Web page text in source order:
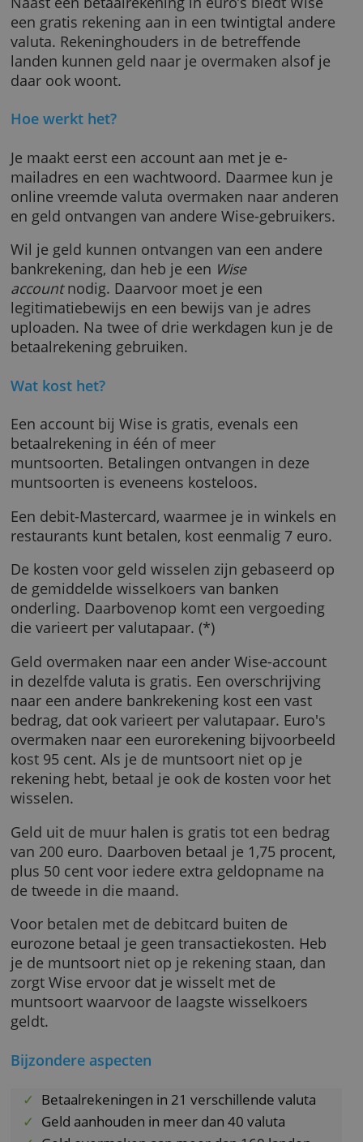
De rekening is geschikt voor het ontvangen
zo'n 40 muntsoorten en je kunt er in bijna de
hele wereld mee betalen.
een gratis rekening aan in een twintigtal
landen kunnen geld naar je overmaken alsof
daar ook woont.
Hoe werkt het?
Je maakt eerst een account aan met je e-
mailadres en een wachtwoord. Daarmee
online vreemde valuta overmaken naar
en geld ontvangen van andere Wise-
Wil je geld kunnen ontvangen van een
bankrekening, dan heb je een
accountnodig. Daarvoor moet je een
legitimatiebewijs en een bewijs van je adres
uploaden. Na twee of drie werkdagen kun je
betaalrekening gebruiken.
Wat kost het?
Een account bij Wise is gratis, evenals een
betaalrekening in één of meer
muntsoorten. Betalingen ontvangen in deze
muntsoorten is eveneens kosteloos.
Een debit-Mastercard, waarmee je in winkels
restaurants kunt betalen, kost eenmalig 7
De kosten voor geld wisselen zijn gebaseerd
de gemiddelde wisselkoers van banken
onderling. Daarbovenop komt een
die varieert per valutapaar. (*)
Geld overmaken naar een ander Wise-
in dezelfde valuta is gratis. Een
naar een andere bankrekening kost een vast
overmaken naar een eurorekening
kost 95 cent. Als je de muntsoort niet op je
rekening hebt, betaal je ook de kosten voor
wisselen.
Geld uit de muur halen is gratis tot een
van 200 euro. Daarboven betaal je 1,75
de tweede in die maand.